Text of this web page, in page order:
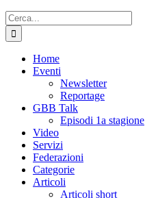
Cerca
per:
Home
Eventi
Newsletter
Reportage
GBB Talk
Episodi 1a stagione
Video
Servizi
Federazioni
Categorie
Articoli
Articoli short